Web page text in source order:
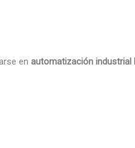
en automatización industrial